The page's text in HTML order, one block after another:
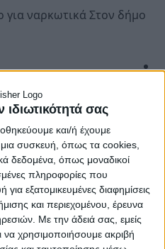
σας
και/ή έχουμε
συσκευή, όπως τα cookies,
δεδομένα, όπως μοναδικοί
πληροφορίες που
εξατομικευμένες διαφημίσεις
και περιεχομένου, έρευνα
Με την άδειά σας, εμείς
να χρησιμοποιήσουμε ακριβή
το απόγευμα, σε τοπική
από αστυνομικούς της
του Εγκλήματος
ημεδαπός, γιατί κατείχε
βάρους -5,89-
κάνναβης (τύπου